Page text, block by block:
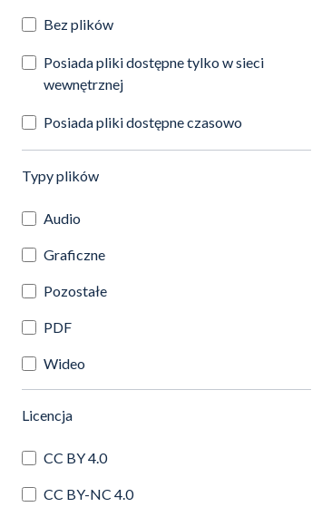
Bez plików
Posiada pliki dostępne tylko w sieci
wewnętrznej
Posiada pliki dostępne czasowo
Typy plików(automatyczne przeładowanie treści)
Audio
Graficzne
Pozostałe
PDF
Wideo
Licencja(automatyczne przeładowanie treści)
CC BY 4.0
CC BY-NC 4.0